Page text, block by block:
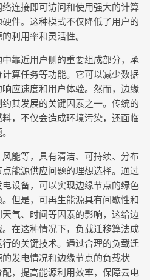
连接即可访问和使用强大的计算
件。这种模式不仅降低了用户的
利用率和灵活性。
靠近用户侧的重要组成部分，承
算任务等功能。它可以减少数据
应速度和用户体验。然而，边缘
其发展的关键因素之一。传统的
，不仅会造成环境污染，还面临
能等，具有清洁、可持续、分布
能源供应问题的理想选择。通过
设备，可以实现边缘节点的绿色
但是，可再生能源具有间歇性和
气、时间等因素的影响，这给边
在这种情况下，负载迁移算法成
的关键技术。通过合理的负载迁
发电情况和边缘节点的负载状
，提高能源利用效率，保障云电